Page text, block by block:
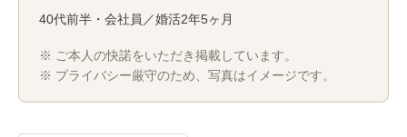
40代前半・会社員／婚活2年5ヶ月
※ ご本人の快諾をいただき掲載しています。
※ プライバシー厳守のため、写真はイメージです。